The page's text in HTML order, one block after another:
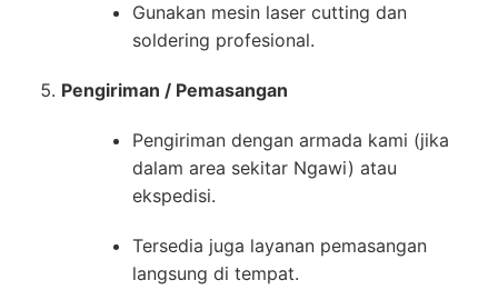
Gunakan mesin laser cutting dan
soldering profesional.
Pengiriman / Pemasangan
Pengiriman dengan armada kami (jika
dalam area sekitar Ngawi) atau
ekspedisi.
Tersedia juga layanan pemasangan
langsung di tempat.